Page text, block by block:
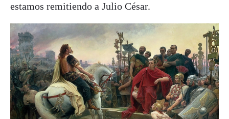
estamos remitiendo a Julio César.